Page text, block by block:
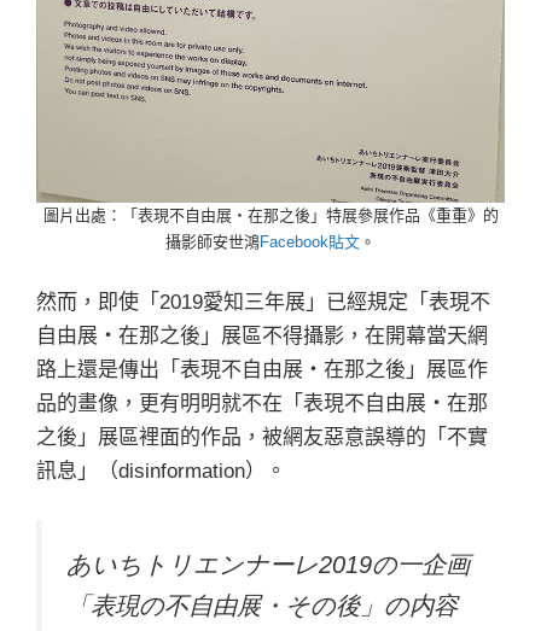
圖片出處：「表現不自由展・在那之後」特展參展作品《重重》的
攝影師安世鴻Facebook貼文 。
然而，即使「2019愛知三年展」已經規定「表現不
自由展・在那之後」展區不得攝影，在開幕當天網
路上還是傳出「表現不自由展・在那之後」展區作
品的畫像，更有明明就不在「表現不自由展・在那
之後」展區裡面的作品，被網友惡意誤導的「不實
訊息」（disinformation）。
あいちトリエンナーレ2019の一企画
「表現の不自由展・その後」の内容